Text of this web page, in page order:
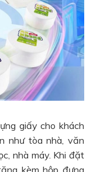
giấy cho khách
như tòa nhà, văn
nhà máy. Khi đặt